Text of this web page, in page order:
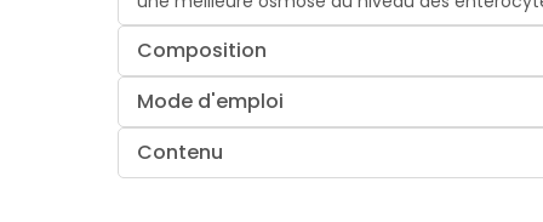
Composition
Mode d'emploi
Contenu